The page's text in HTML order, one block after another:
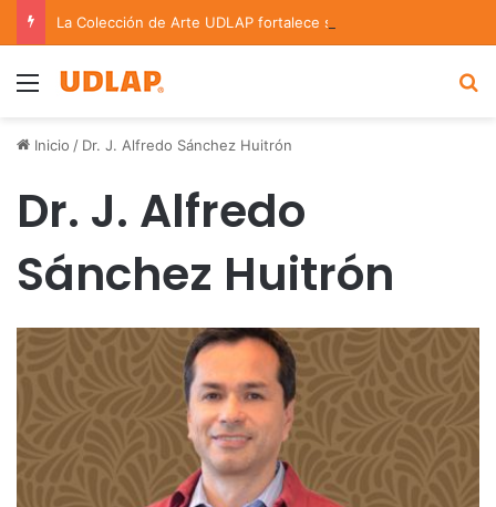
Menu
Inicio / Dr. J. Alfredo Sánchez Huitrón
Dr. J. Alfredo
Sánchez Huitrón